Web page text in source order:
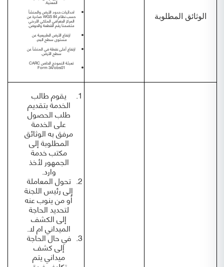
الوثائق المطلوبة
المعنية.
احداثيات حدود الأرض والمنشأ
حسب نظام 84 WGS صادرة عن
المركز الجغرافي الملكي الأردني
متضمنا رقم القطعة والحوض.
ارتفاع الأرض الطبيعية عن
مستوى سطح البحر.
ارتفاع أعلى نقطة في المنشأ عن
سطح الأرض.
تعبئة النموذج الخاص CARC
Form 34/obs01
يقوم طالب
الخدمة بتقديم
طلب الحصول
على الخدمة
مرفق به الوثائق
المطلوبة إلى
مكتب خدمة
الجمهور لأخذ
وارد.
تحول المعاملة
إلى رئيس اللجنة
أو من ينوب عنه
لتحديد الحاجة
إلى الكشف
الميداني ام لا.
في حال الحاجة
إلى كشف
ميداني يتم